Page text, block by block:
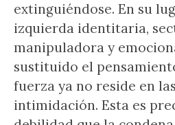
extinguiéndose. En su
izquierda identitaria,
manipuladora y
sustituido el
fuerza ya no reside en
intimidación. Esta es